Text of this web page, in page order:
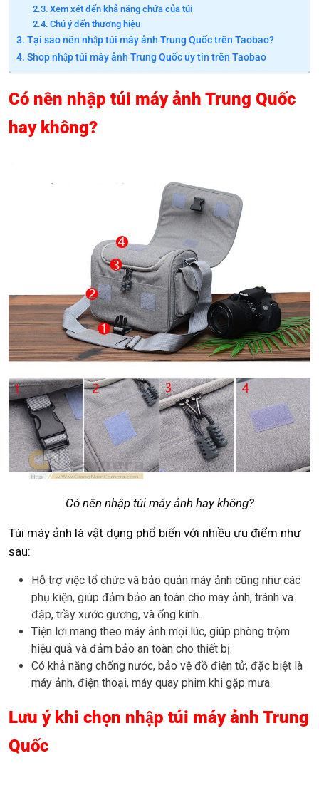
Xem xét đến khả năng chứa của túi
Chú ý đến thương hiệu
Tại sao nên nhập túi máy ảnh Trung Quốc trên Taobao?
Shop nhập túi máy ảnh Trung Quốc uy tín trên Taobao
Có nên nhập túi máy ảnh Trung Quốc
hay không?
Có nên nhập túi máy ảnh hay không?
Túi máy ảnh là vật dụng phổ biến với nhiều ưu điểm như
sau:
Hỗ trợ việc tổ chức và bảo quản máy ảnh cũng như các
phụ kiện, giúp đảm bảo an toàn cho máy ảnh, tránh va
đập, trầy xước gương, và ống kính.
Tiện lợi mang theo máy ảnh mọi lúc, giúp phòng trộm
hiệu quả và đảm bảo an toàn cho thiết bị.
Có khả năng chống nước, bảo vệ đồ điện tử, đặc biệt là
máy ảnh, điện thoại, máy quay phim khi gặp mưa.
Lưu ý khi chọn nhập túi máy ảnh Trung
Quốc